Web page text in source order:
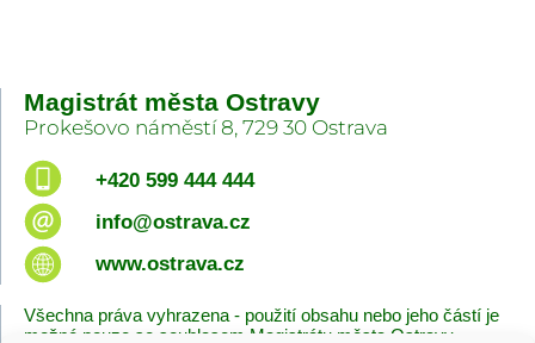
Magistrát města Ostravy
Prokešovo náměstí 8, 729 30 Ostrava
+420 599 444 444
info@ostrava.cz
www.ostrava.cz
Všechna práva vyhrazena - použití obsahu nebo jeho částí je
možné pouze se souhlasem Magistrátu města Ostravy.